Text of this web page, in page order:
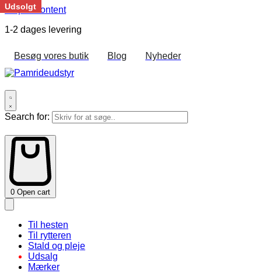
Skip to content
1-2 dages levering
Besøg vores butik Blog Nyheder
Search for:
0 Open cart
Til hesten
Til rytteren
Stald og pleje
Udsalg
Mærker
Udsolgt